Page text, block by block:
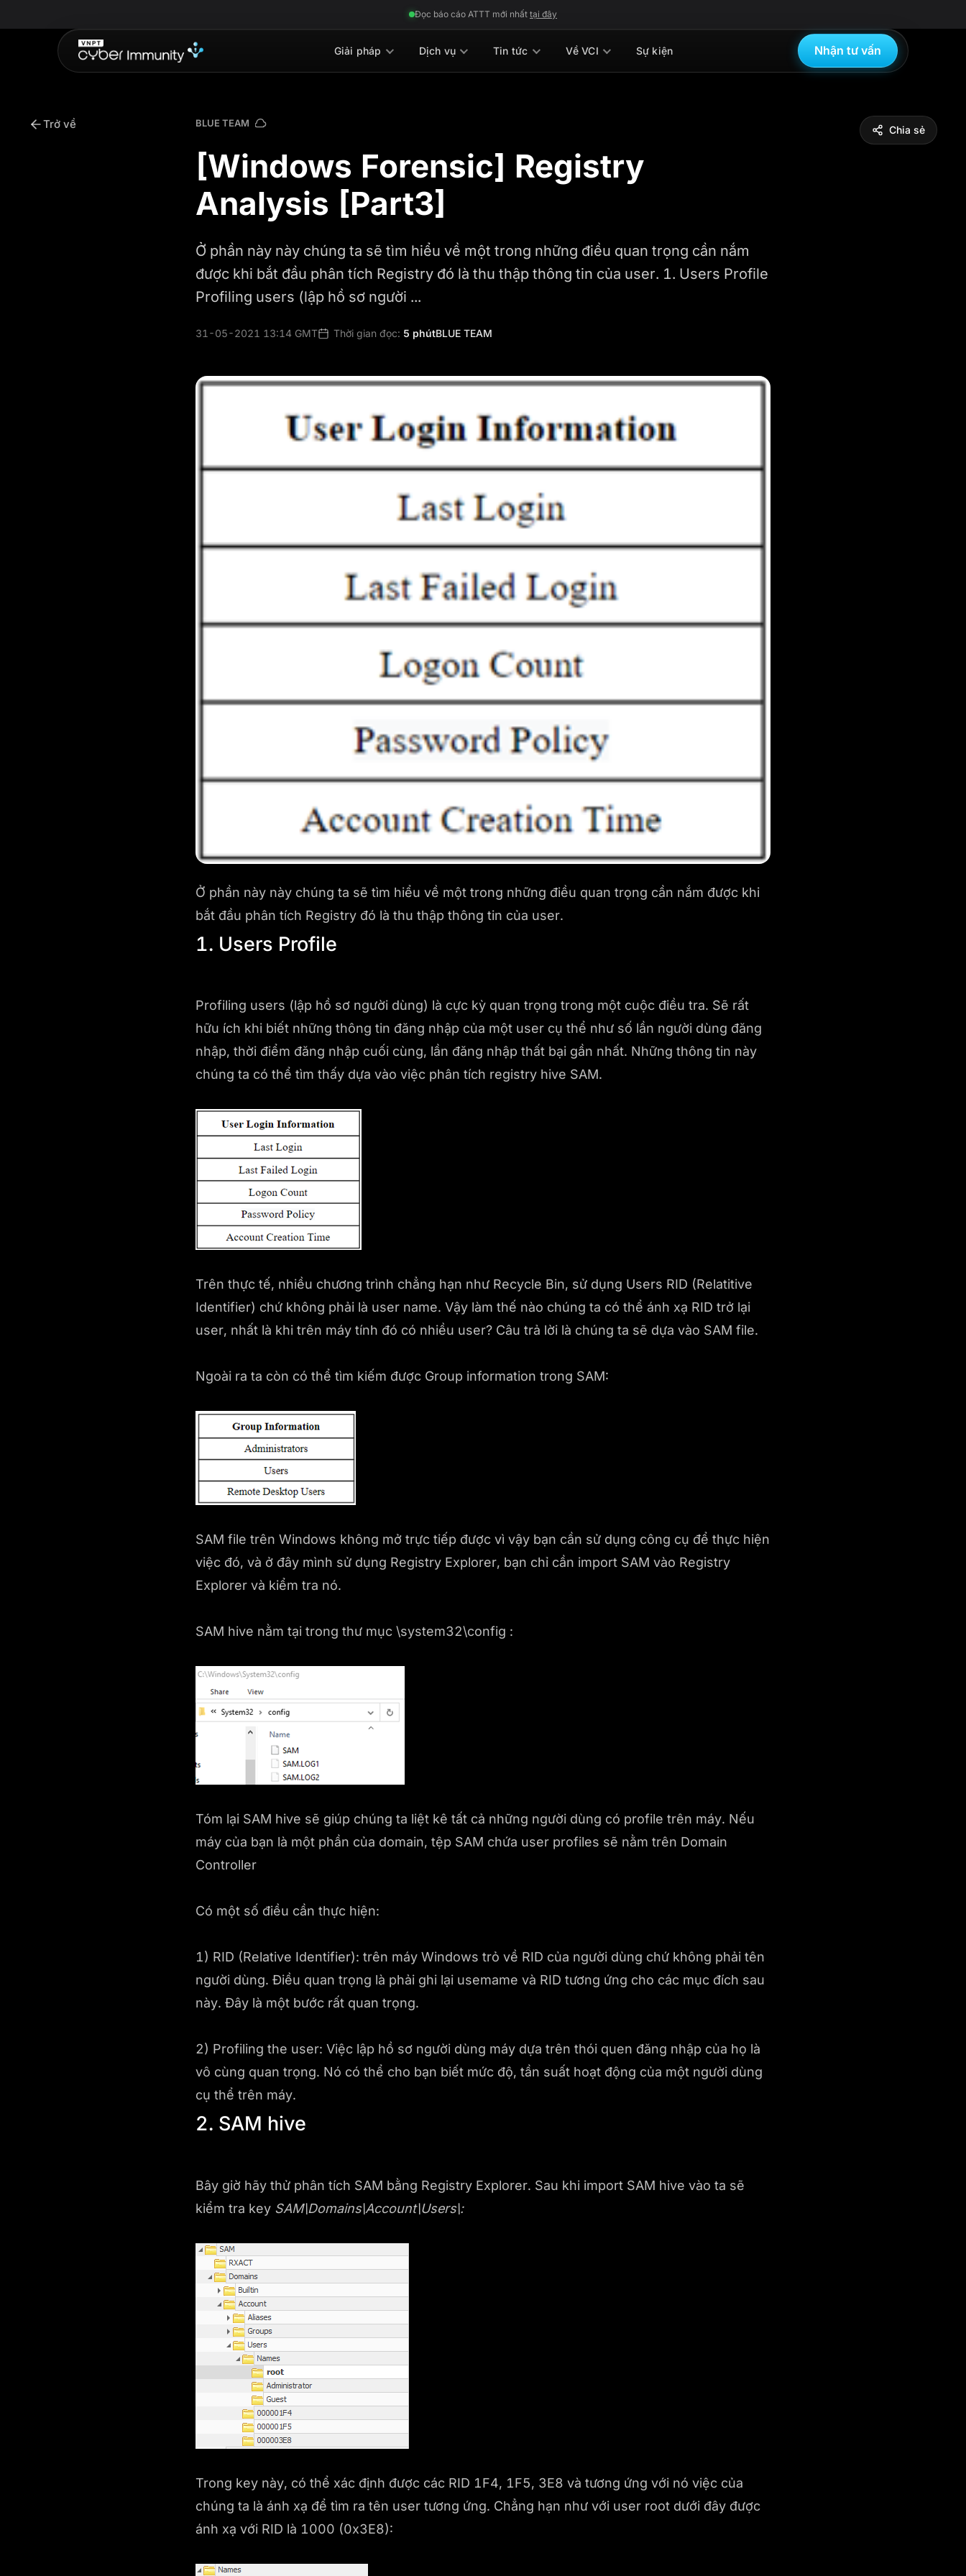
Đọc báo cáo ATTT mới nhất tại đây
Giải pháp Dịch vụ Tin tức Về VCI Sự kiện Nhận tư vấn
Trở về BLUE TEAM
[Windows Forensic] Registry
Analysis [Part3]
Ở phần này này chúng ta sẽ tìm hiểu về một trong những điều quan trọng cần nắm
được khi bắt đầu phân tích Registry đó là thu thập thông tin của user. 1. Users Profile
Profiling users (lập hồ sơ người ...
31-05-2021 13:14 GMT Thời gian đọc: 5 phútBLUE TEAM
Ở phần này này chúng ta sẽ tìm hiểu về một trong những điều quan trọng cần nắm được khi
bắt đầu phân tích Registry đó là thu thập thông tin của user.
1. Users Profile
Profiling users (lập hồ sơ người dùng) là cực kỳ quan trọng trong một cuộc điều tra. Sẽ rất
hữu ích khi biết những thông tin đăng nhập của một user cụ thể như số lần người dùng đăng
nhập, thời điểm đăng nhập cuối cùng, lần đăng nhập thất bại gần nhất. Những thông tin này
chúng ta có thể tìm thấy dựa vào việc phân tích registry hive SAM.
Trên thực tế, nhiều chương trình chẳng hạn như Recycle Bin, sử dụng Users RID (Relatitive
Identifier) chứ không phải là user name. Vậy làm thế nào chúng ta có thể ánh xạ RID trở lại
user, nhất là khi trên máy tính đó có nhiều user? Câu trả lời là chúng ta sẽ dựa vào SAM file.
Ngoài ra ta còn có thể tìm kiếm được Group information trong SAM:
SAM file trên Windows không mở trực tiếp được vì vậy bạn cần sử dụng công cụ để thực hiện
việc đó, và ở đây mình sử dụng Registry Explorer, bạn chỉ cần import SAM vào Registry
Explorer và kiểm tra nó.
SAM hive nằm tại trong thư mục \system32\config :
Tóm lại SAM hive sẽ giúp chúng ta liệt kê tất cả những người dùng có profile trên máy. Nếu
máy của bạn là một phần của domain, tệp SAM chứa user profiles sẽ nằm trên Domain
Controller
Có một số điều cần thực hiện:
1) RID (Relative Identifier): trên máy Windows trỏ về RID của người dùng chứ không phải tên
người dùng. Điều quan trọng là phải ghi lại usemame và RID tương ứng cho các mục đích sau
này. Đây là một bước rất quan trọng.
2) Profiling the user: Việc lập hồ sơ người dùng máy dựa trên thói quen đăng nhập của họ là
vô cùng quan trọng. Nó có thể cho bạn biết mức độ, tần suất hoạt động của một người dùng
cụ thể trên máy.
2. SAM hive
Bây giờ hãy thử phân tích SAM bằng Registry Explorer. Sau khi import SAM hive vào ta sẽ
kiểm tra key SAM\Domains\Account\Users\:
Trong key này, có thể xác định được các RID 1F4, 1F5, 3E8 và tương ứng với nó việc của
chúng ta là ánh xạ để tìm ra tên user tương ứng. Chẳng hạn như với user root dưới đây được
ánh xạ với RID là 1000 (0x3E8):
Chia sẻ